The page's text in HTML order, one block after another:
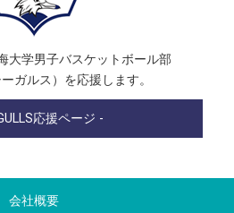
大学男子バスケットボール部
ガルス）を応援します。
応援ページ -
会社概要